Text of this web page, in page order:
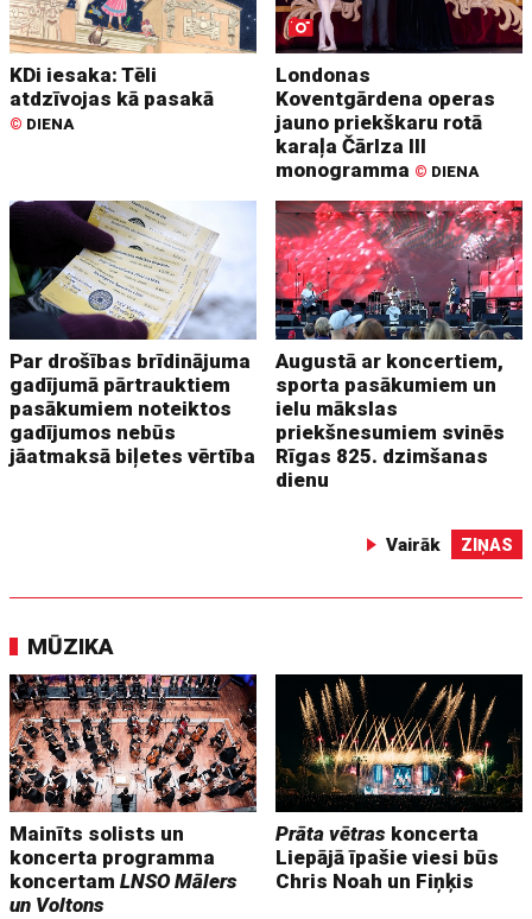
KDi iesaka: Tēli
atdzīvojas kā pasakā
© DIENA
Londonas
Koventgārdena operas
jauno priekškaru rotā
karaļa Čārlza III
monogramma © DIENA
Par drošības brīdinājuma
gadījumā pārtrauktiem
pasākumiem noteiktos
gadījumos nebūs
jāatmaksā biļetes vērtība
Augustā ar koncertiem,
sporta pasākumiem un
ielu mākslas
priekšnesumiem svinēs
Rīgas 825. dzimšanas
dienu
Vairāk ZIŅAS
MŪZIKA
Mainīts solists un
koncerta programma
koncertamLNSO Mālers
un Voltons
Prāta vētras koncerta
Liepājā īpašie viesi būs
Chris Noah un Fiņķis